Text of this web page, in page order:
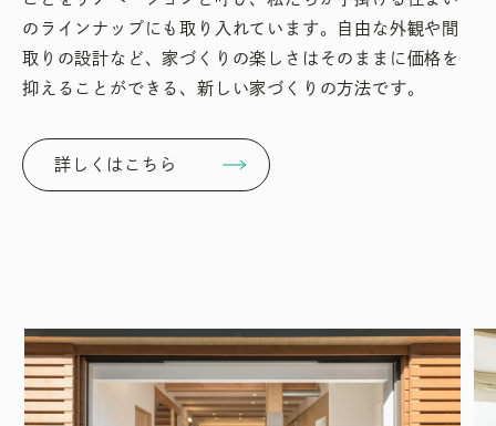
のラインナップにも取り入れています。自由な外観や間
取りの設計など、家づくりの楽しさはそのままに価格を
抑えることができる、新しい家づくりの方法です。
詳しくはこちら